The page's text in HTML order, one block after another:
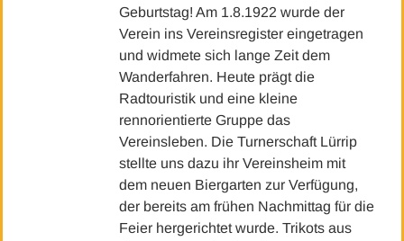
Geburtstag! Am 1.8.1922 wurde der
Verein ins Vereinsregister eingetragen
und widmete sich lange Zeit dem
Wanderfahren. Heute prägt die
Radtouristik und eine kleine
rennorientierte Gruppe das
Vereinsleben. Die Turnerschaft Lürrip
stellte uns dazu ihr Vereinsheim mit
dem neuen Biergarten zur Verfügung,
der bereits am frühen Nachmittag für die
Feier hergerichtet wurde. Trikots aus